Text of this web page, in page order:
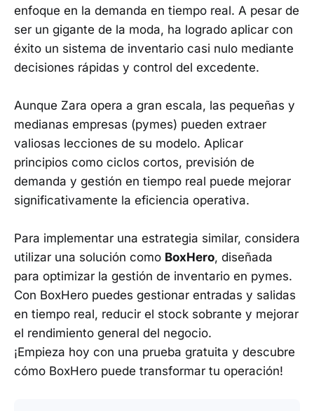
enfoque en la demanda en tiempo real. A pesar de
ser un gigante de la moda, ha logrado aplicar con
éxito un sistema de inventario casi nulo mediante
decisiones rápidas y control del excedente.
Aunque Zara opera a gran escala, las pequeñas y
medianas empresas (pymes) pueden extraer
valiosas lecciones de su modelo. Aplicar
principios como ciclos cortos, previsión de
demanda y gestión en tiempo real puede mejorar
significativamente la eficiencia operativa.
Para implementar una estrategia similar, considera
utilizar una solución como BoxHero, diseñada
para optimizar la gestión de inventario en pymes.
Con BoxHero puedes gestionar entradas y salidas
en tiempo real, reducir el stock sobrante y mejorar
el rendimiento general del negocio.
¡Empieza hoy con una prueba gratuita y descubre
cómo BoxHero puede transformar tu operación!